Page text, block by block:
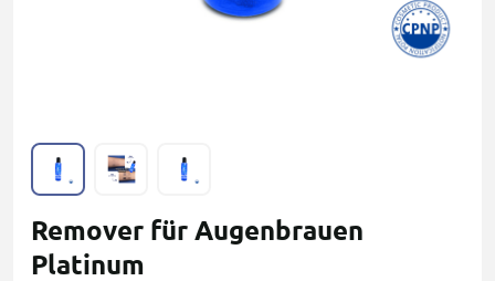
Remover für Augenbrauen
Platinum